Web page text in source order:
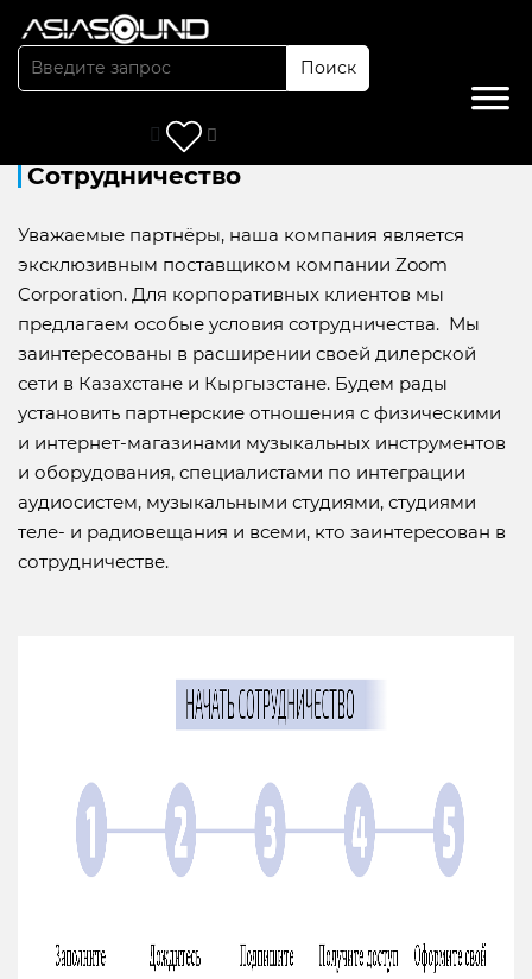
Поиск
Сотрудничество
Сотрудничество
Уважаемые партнёры, наша компания является
эксклюзивным поставщиком компании Zoom
Corporation. Для корпоративных клиентов мы
предлагаем особые условия сотрудничества. Мы
заинтересованы в расширении своей дилерской
сети в Казахстане и Кыргызстане. Будем рады
установить партнерские отношения с физическими
и интернет-магазинами музыкальных инструментов
и оборудования, специалистами по интеграции
аудиосистем, музыкальными студиями, студиями
теле- и радиовещания и всеми, кто заинтересован в
сотрудничестве.